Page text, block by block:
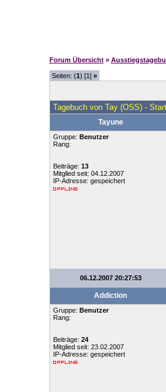
Forum Übersicht »
Seiten: (1) [1] »
Tagebuch von Tay (OSS) -
Tayune
Gruppe: Benutzer
Rang:
Beiträge: 13
Mitglied seit: 04.12.2007
IP-Adresse: gespeichert
06.12.2007 20:27:53
Addiction
Gruppe: Benutzer
Rang:
Beiträge: 24
Mitglied seit: 23.02.2007
IP-Adresse: gespeichert